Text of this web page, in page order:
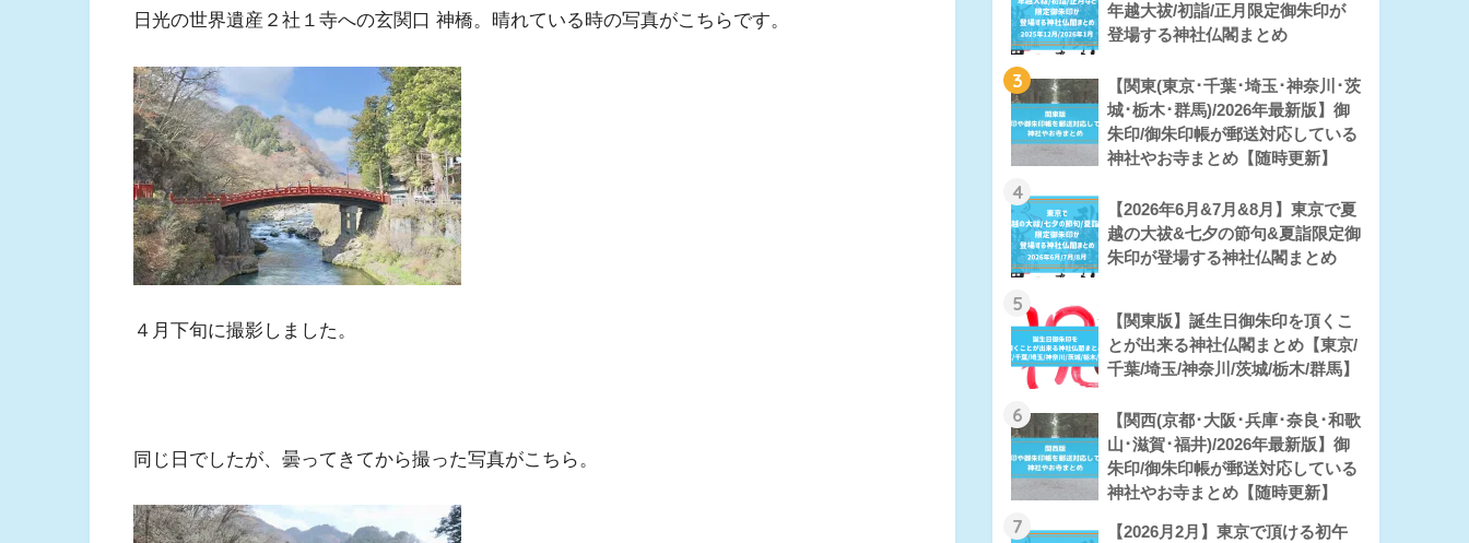
日光の世界遺産２社１寺への玄関口 神橋。晴れている時の写真がこちらです。
４月下旬に撮影しました。
同じ日でしたが、曇ってきてから撮った写真がこちら。
年越大祓/初詣/正月限定御朱印が
登場する神社仏閣まとめ
3
【関東(東京･千葉･埼玉･神奈川･茨
城･栃木･群馬)/2026年最新版】御
朱印/御朱印帳が郵送対応している
神社やお寺まとめ【随時更新】
4
【2026年6月&7月&8月】東京で夏
越の大祓&七夕の節句&夏詣限定御
朱印が登場する神社仏閣まとめ
5
【関東版】誕生日御朱印を頂くこ
とが出来る神社仏閣まとめ【東京/
千葉/埼玉/神奈川/茨城/栃木/群馬】
6
【関西(京都･大阪･兵庫･奈良･和歌
山･滋賀･福井)/2026年最新版】御
朱印/御朱印帳が郵送対応している
神社やお寺まとめ【随時更新】
7
【2026月2月】東京で頂ける初午